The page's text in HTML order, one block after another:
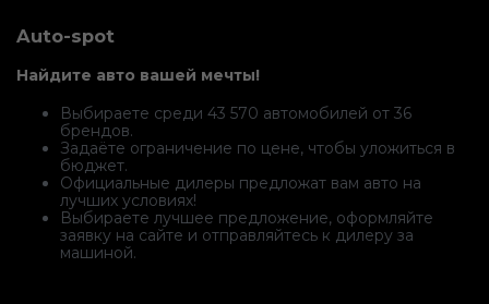
Auto-spot
Найдите авто вашей мечты!
Выбираете среди 43 570 автомобилей от 36
брендов.
Задаёте ограничение по цене, чтобы уложиться в
бюджет.
Официальные дилеры предложат вам авто на
лучших условиях!
Выбираете лучшее предложение, оформляйте
заявку на сайте и отправляйтесь к дилеру за
машиной.